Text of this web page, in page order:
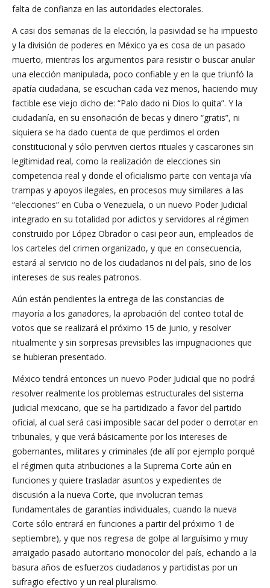
falta de confianza en las autoridades electorales.
A casi dos semanas de la elección, la pasividad se ha impuesto
y la división de poderes en México ya es cosa de un pasado
muerto, mientras los argumentos para resistir o buscar anular
una elección manipulada, poco confiable y en la que triunfó la
apatía ciudadana, se escuchan cada vez menos, haciendo muy
factible ese viejo dicho de: “Palo dado ni Dios lo quita”. Y la
ciudadanía, en su ensoñación de becas y dinero “gratis”, ni
siquiera se ha dado cuenta de que perdimos el orden
constitucional y sólo perviven ciertos rituales y cascarones sin
legitimidad real, como la realización de elecciones sin
competencia real y donde el oficialismo parte con ventaja vía
trampas y apoyos ilegales, en procesos muy similares a las
“elecciones” en Cuba o Venezuela, o un nuevo Poder Judicial
integrado en su totalidad por adictos y servidores al régimen
construido por López Obrador o casi peor aun, empleados de
los carteles del crimen organizado, y que en consecuencia,
estará al servicio no de los ciudadanos ni del país, sino de los
intereses de sus reales patronos.
Aún están pendientes la entrega de las constancias de
mayoría a los ganadores, la aprobación del conteo total de
votos que se realizará el próximo 15 de junio, y resolver
ritualmente y sin sorpresas previsibles las impugnaciones que
se hubieran presentado.
México tendrá entonces un nuevo Poder Judicial que no podrá
resolver realmente los problemas estructurales del sistema
judicial mexicano, que se ha partidizado a favor del partido
oficial, al cual será casi imposible sacar del poder o derrotar en
tribunales, y que verá básicamente por los intereses de
gobernantes, militares y criminales (de allí por ejemplo porqué
el régimen quita atribuciones a la Suprema Corte aún en
funciones y quiere trasladar asuntos y expedientes de
discusión a la nueva Corte, que involucran temas
fundamentales de garantías individuales, cuando la nueva
Corte sólo entrará en funciones a partir del próximo 1 de
septiembre), y que nos regresa de golpe al larguísimo y muy
arraigado pasado autoritario monocolor del país, echando a la
basura años de esfuerzos ciudadanos y partidistas por un
sufragio efectivo y un real pluralismo.